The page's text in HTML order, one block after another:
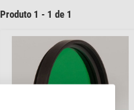
Produto 1 - 1 de 1